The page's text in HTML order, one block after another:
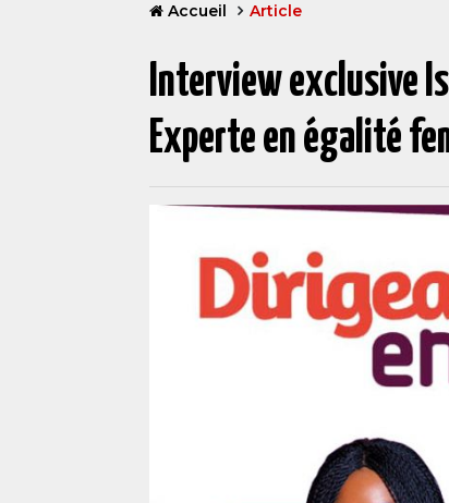
Accueil Article
Interview exclusive
Experte en égalité